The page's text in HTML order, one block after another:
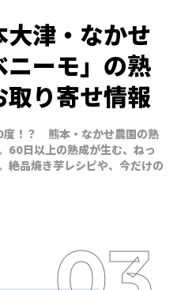
津・なかせ
ーモ」の熟
り寄せ情報
度！？ 熊本・なかせ農園の熟
60日以上の熟成が生む、ねっ
絶品焼き芋レシピや、今だけの